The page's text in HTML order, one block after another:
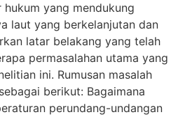
yang mendukung
laut yang berkelanjutan dan
latar belakang yang telah
permasalahan utama yang
ini. Rumusan masalah
berikut: Bagaimana
perundang-undangan